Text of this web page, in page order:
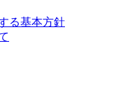
る基本方針